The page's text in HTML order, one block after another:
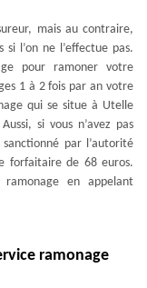
mais au contraire,
l’on ne l’effectue pas.
pour ramoner votre
1 à 2 fois par an votre
qui se situe à Utelle
si vous n’avez pas
par l’autorité
forfaitaire de 68 euros.
en appelant
ramonage